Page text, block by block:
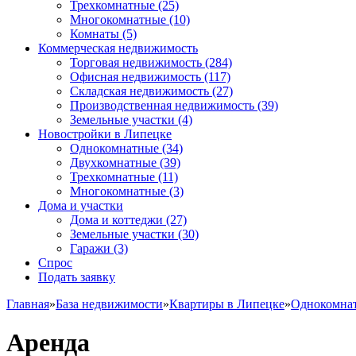
Трехкомнатные (25)
Многокомнатные (10)
Комнаты (5)
Коммерческая недвижимость
Торговая недвижимость (284)
Офисная недвижимость (117)
Складская недвижимость (27)
Производственная недвижимость (39)
Земельные участки (4)
Новостройки в Липецке
Однокомнатные (34)
Двухкомнатные (39)
Трехкомнатные (11)
Многокомнатные (3)
Дома и участки
Дома и коттеджи (27)
Земельные участки (30)
Гаражи (3)
Спрос
Подать заявку
Главная»База недвижимости»Квартиры в Липецке»
Аренда